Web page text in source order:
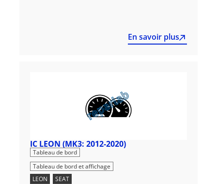
En savoir plus
IC LEON (MK3: 2012-2020)
Tableau de bord
Tableau de bord et affichage
LEON
SEAT